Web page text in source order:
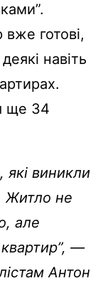
готові,
навіть
ще 34
які виникли
Житло не
але
—
Антон